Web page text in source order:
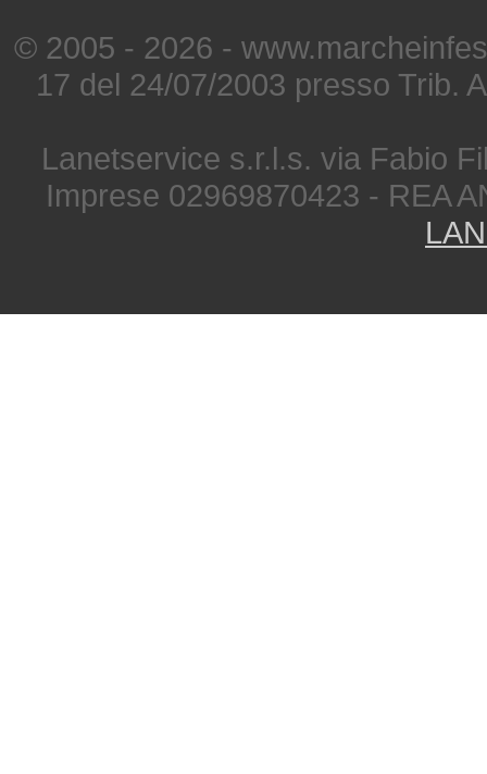
© 2005 - 2026 -
17 del 24/07/2003 presso Trib.
Lanetservice s.r.l.s. via Fabio
Imprese 02969870423 - REA